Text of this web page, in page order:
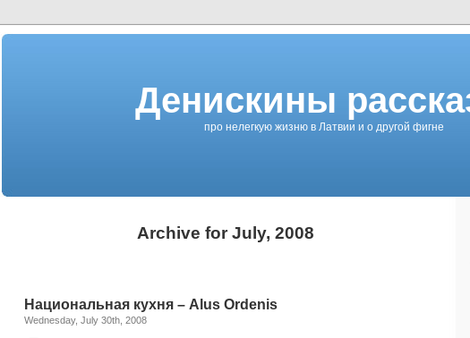
Денискины
про нелегкую жизню в Латвии и о другой фигне
Archive for July, 2008
Национальная кухня – Alus Ordenis
Wednesday, July 30th, 2008